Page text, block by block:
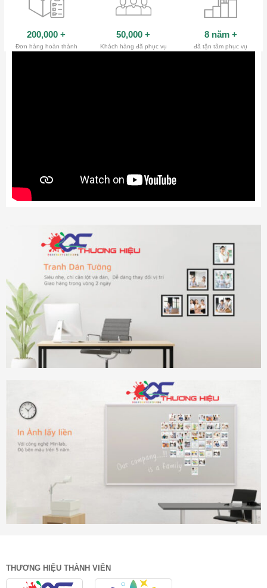
200,000 +
Đơn hàng hoàn thành
50,000 +
Khách hàng đã phục vụ
8 năm +
đã tận tâm phục vụ
THƯƠNG HIỆU THÀNH VIÊN